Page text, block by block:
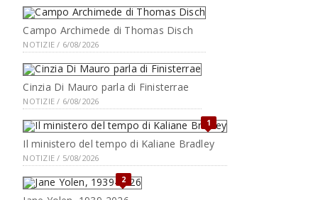
Campo Archimede di Thomas Disch
NOTIZIE / 6/08/2026
Cinzia Di Mauro parla di Finisterrae
NOTIZIE / 6/08/2026
1
Il ministero del tempo di Kaliane Bradley
NOTIZIE / 5/08/2026
2